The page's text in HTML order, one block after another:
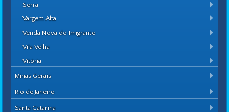
Serra
Vargem Alta
Venda Nova do Imigrante
Vila Velha
Vitória
Minas Gerais
Rio de Janeiro
Santa Catarina